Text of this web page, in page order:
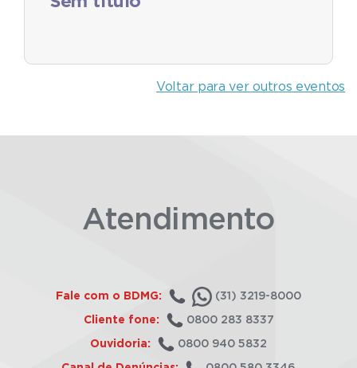
Voltar para ver outros eventos
Atendimento
Fale com o BDMG: (31) 3219-8000
Cliente fone: 0800 283 8337
Ouvidoria: 0800 940 5832